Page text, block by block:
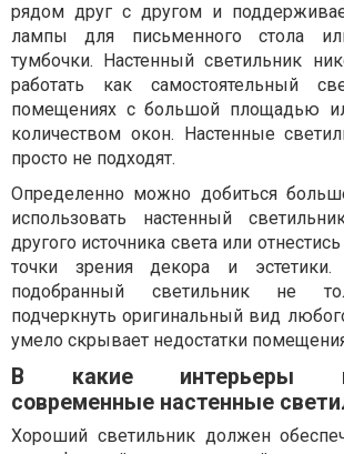
рядом друг с другом и
лампы для письменного стола
тумбочки. Настенный светильник
работать как самостоятельный
помещениях с большой площадью
количеством окон. Настенные
просто не подходят.
Определенно можно добиться
использовать настенный
другого источника света или
точки зрения декора и эстетики.
подобранный светильник не
подчеркнуть оригинальный вид
умело скрывает недостатки
В какие интерьеры
современные настенные
Хороший светильник должен